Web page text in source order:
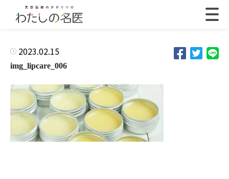
2023.02.15
img_lipcare_006